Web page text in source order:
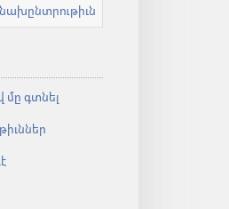
մը գտնել